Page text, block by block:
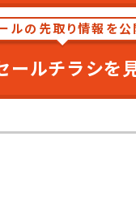
ルの先取り情報を公
ールチラシを